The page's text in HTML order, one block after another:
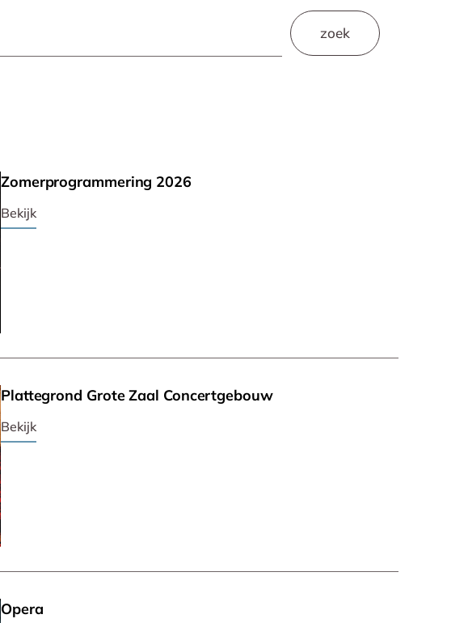
zoek
Zomerprogrammering 2026
Bekijk
Plattegrond Grote Zaal Concertgebouw
Bekijk
Opera